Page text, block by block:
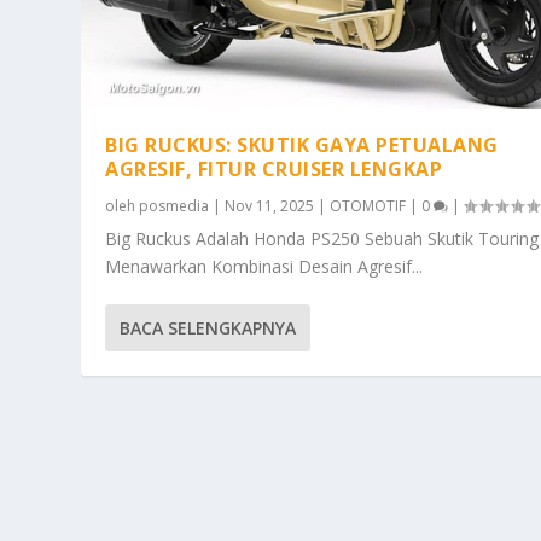
BIG RUCKUS: SKUTIK GAYA PETUALANG
AGRESIF, FITUR CRUISER LENGKAP
oleh posmedia | Nov 11, 2025 | OTOMOTIF | 0 |
Big Ruckus Adalah Honda PS250 Sebuah Skutik
Menawarkan Kombinasi Desain Agresif...
BACA SELENGKAPNYA